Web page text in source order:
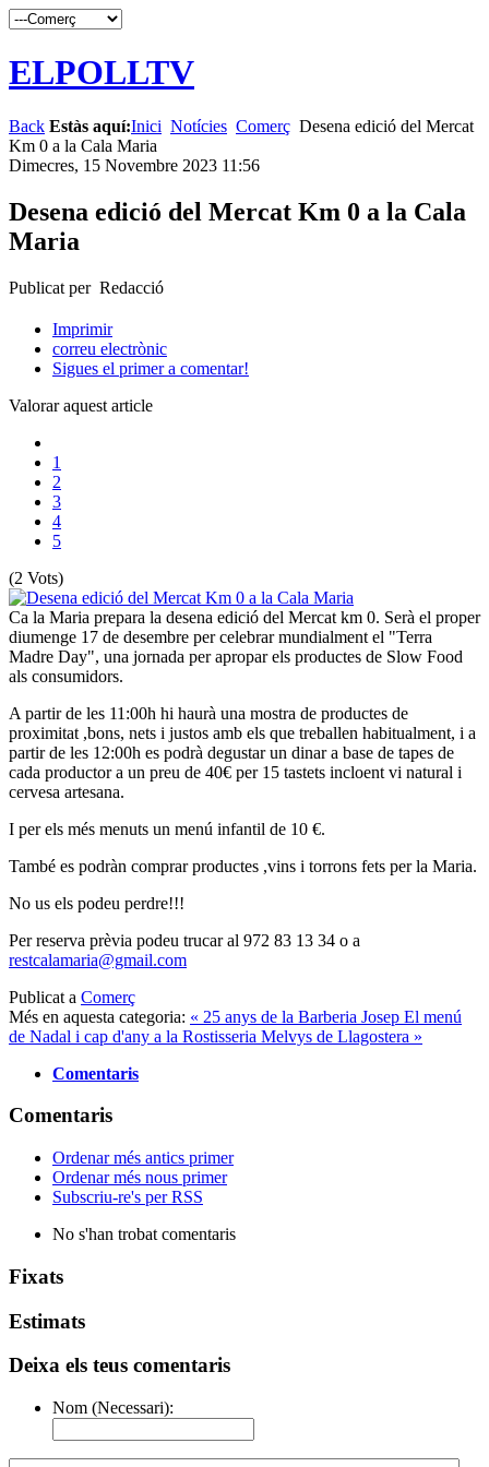
ELPOLLTV
Back Estàs aquí:Inici Notícies Comerç Desena edició del Mercat
Km 0 a la Cala Maria
Dimecres, 15 Novembre 2023 11:56
Desena edició del Mercat Km 0 a la Cala
Maria
Publicat per Redacció
Imprimir
correu electrònic
Sigues el primer a comentar!
Valorar aquest article
1
2
3
4
5
(2 Vots)
Ca la Maria prepara la desena edició del Mercat km 0. Serà el proper
diumenge 17 de desembre per celebrar mundialment el "Terra
Madre Day", una jornada per apropar els productes de Slow Food
als consumidors.
A partir de les 11:00h hi haurà una mostra de productes de
proximitat ,bons, nets i justos amb els que treballen habitualment, i a
partir de les 12:00h es podrà degustar un dinar a base de tapes de
cada productor a un preu de 40€ per 15 tastets incloent vi natural i
cervesa artesana.
I per els més menuts un menú infantil de 10 €.
També es podràn comprar productes ,vins i torrons fets per la Maria.
No us els podeu perdre!!!
Per reserva prèvia podeu trucar al 972 83 13 34 o a
restcalamaria@gmail.com
Publicat a Comerç
Més en aquesta categoria: « 25 anys de la Barberia Josep El menú
de Nadal i cap d'any a la Rostisseria Melvys de Llagostera »
Comentaris
Comentaris
Ordenar més antics primer
Ordenar més nous primer
Subscriu-re's per RSS
No s'han trobat comentaris
Fixats
Estimats
Deixa els teus comentaris
Nom (Necessari):